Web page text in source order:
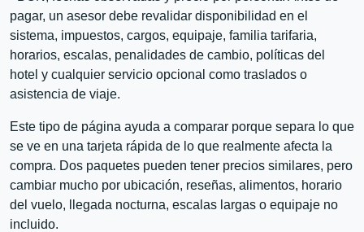
pagar, un asesor debe revalidar disponibilidad en el
sistema, impuestos, cargos, equipaje, familia tarifaria,
horarios, escalas, penalidades de cambio, políticas del
hotel y cualquier servicio opcional como traslados o
asistencia de viaje.
Este tipo de página ayuda a comparar porque separa lo que
se ve en una tarjeta rápida de lo que realmente afecta la
compra. Dos paquetes pueden tener precios similares, pero
cambiar mucho por ubicación, reseñas, alimentos, horario
del vuelo, llegada nocturna, escalas largas o equipaje no
incluido.